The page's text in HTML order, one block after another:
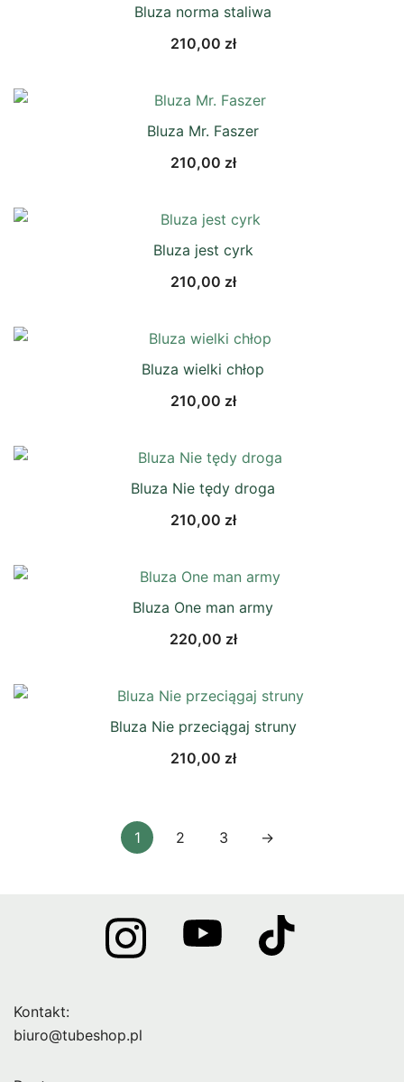
Bluza norma staliwa
210,00 zł
Bluza Mr. Faszer
210,00 zł
Bluza jest cyrk
210,00 zł
Bluza wielki chłop
210,00 zł
Bluza Nie tędy droga
210,00 zł
Bluza One man army
220,00 zł
Bluza Nie przeciągaj struny
210,00 zł
1 2 3 →
Kontakt:
biuro@tubeshop.pl